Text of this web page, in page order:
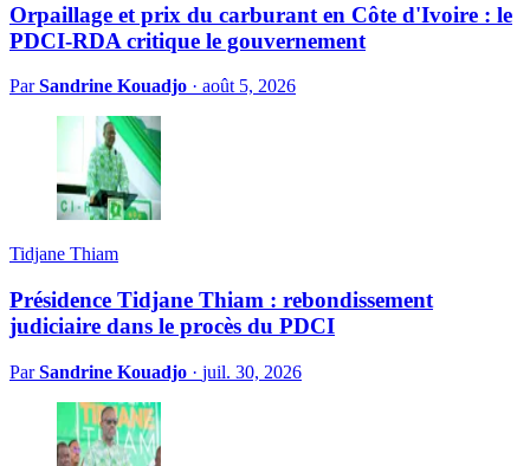
Orpaillage et prix du carburant en Côte d'Ivoire : le
PDCI-RDA critique le gouvernement
ParSandrine Kouadjo · août 5, 2026
Tidjane Thiam
Présidence Tidjane Thiam : rebondissement
judiciaire dans le procès du PDCI
ParSandrine Kouadjo · juil. 30, 2026